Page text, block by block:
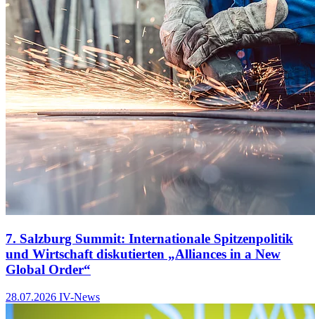
7. Salzburg Summit: Internationale Spitzenpolitik
und Wirtschaft diskutierten „Alliances in a New
Global Order“
28.07.2026 IV-News